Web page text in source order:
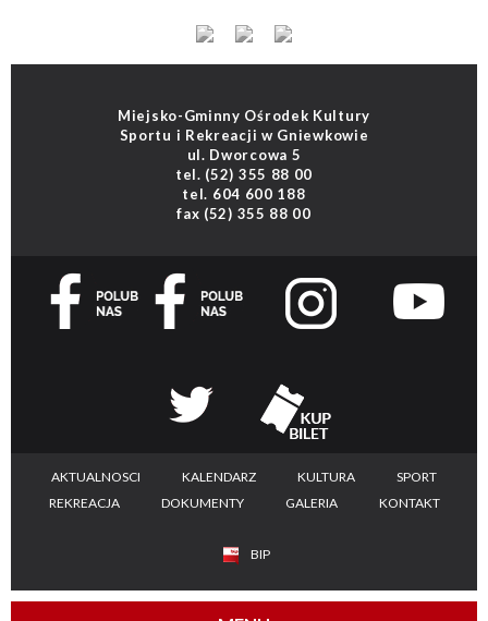
Miejsko-Gminny Ośrodek Kultury
Sportu i Rekreacji w Gniewkowie
ul. Dworcowa 5
tel. (52) 355 88 00
tel. 604 600 188
fax (52) 355 88 00
AKTUALNOSCI KALENDARZ KULTURA
SPORT
REKREACJA
DOKUMENTY GALERIA KONTAKT
BIP